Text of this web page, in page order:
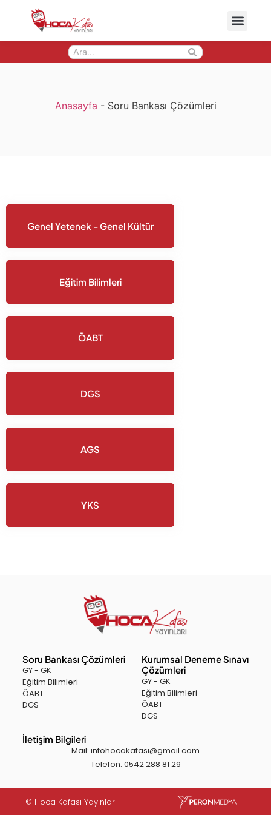
Anasayfa - Soru Bankası Çözümleri
Genel Yetenek - Genel Kültür
Eğitim Bilimleri
ÖABT
DGS
AGS
YKS
Soru Bankası Çözümleri
GY - GK
Eğitim Bilimleri
ÖABT
DGS
Kurumsal Deneme Sınavı
Çözümleri
GY - GK
Eğitim Bilimleri
ÖABT
DGS
İletişim Bilgileri
Mail: infohocakafasi@gmail.com
Telefon: 0542 288 81 29
© Hoca Kafası Yayınları